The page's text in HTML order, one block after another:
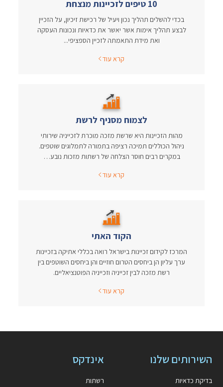
10 טיפים לזכיינות מנצחת
בכדי להשלים תהליך נכון ויעיל של רכישת זיכיון, על הזכיין
לבצע תהליך אימות אשר יאשר את כדאיות ונכונות העסקה
ואת מידת התאמתה לזכיין הספציפי...
קרא עוד
לצמוח מסניף לרשת
מהות הזכיינות היא שרשת מזכה מוכרת לזכייניה שירותי
ניהול הכוללים תמיכה רציפה בתמורה לתמלוגים שוטפים.
במקרים רבים חוסר הצלחה של רשתות מזכות נובע…
קרא עוד
הקוד האתי
המרכז לקידום זכיינות בישראל רואה בכללי אתיקה בזכיינות
ערך עליון הן ביחסים הטרום חוזיים והן ביחסים השוטפים בין
רשת מזכה לבין זכייניה וזכייניה הפוטנציאליים.
קרא עוד
השירותים שלנו
בדיקת כדאיות
אינדקס
רשתות